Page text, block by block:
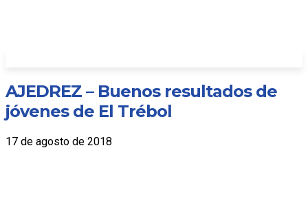
AJEDREZ – Buenos resultados de
jóvenes de El Trébol
17 de agosto de 2018